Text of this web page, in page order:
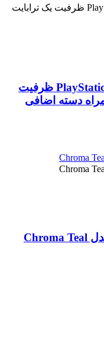
کنسول بازی سونی مدل PlayStation 5 Slim ظرفیت